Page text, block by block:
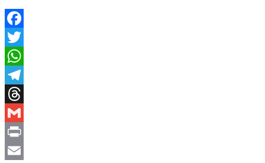
Facebook
Twitter
WhatsApp
Telegram
Threads
Gmail
Print